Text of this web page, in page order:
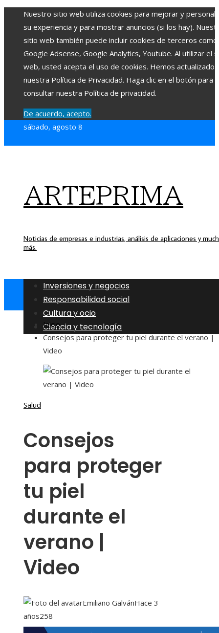
Nuestro sitio web utiliza cookies para mejorar y
su experiencia y para mostrar anuncios (si los hay).
sitio web también puede incluir cookies de terceros como
Google Adsense, Google Analytics, Youtube. Al utilizar el
web, usted acepta el uso de cookies. Hemos actualizado
nuestra Política de Privacidad. Haga clic en el botón para
consultar nuestra Política de privacidad.
De acuerdo, acepto.
sábado, agosto 8
ARTEPRIMA
Noticias de empresas e industrias, análisis de aplicaciones y
más.
Inversiones y negocios
Responsabilidad social
Cultura y ocio
Ciencia y tecnología
Inicio
Consejos para proteger tu piel durante el verano |
Video
Salud
Consejos
para proteger
tu piel
durante el
verano |
Video
Emiliano GalvánHace 3
años258